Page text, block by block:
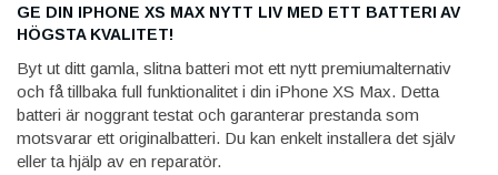
GE DIN IPHONE XS MAX NYTT LIV MED ETT BATTERI AV
HÖGSTA KVALITET!
Byt ut ditt gamla, slitna batteri mot ett nytt premiumalternativ
och få tillbaka full funktionalitet i din iPhone XS Max. Detta
batteri är noggrant testat och garanterar prestanda som
motsvarar ett originalbatteri. Du kan enkelt installera det själv
eller ta hjälp av en reparatör.